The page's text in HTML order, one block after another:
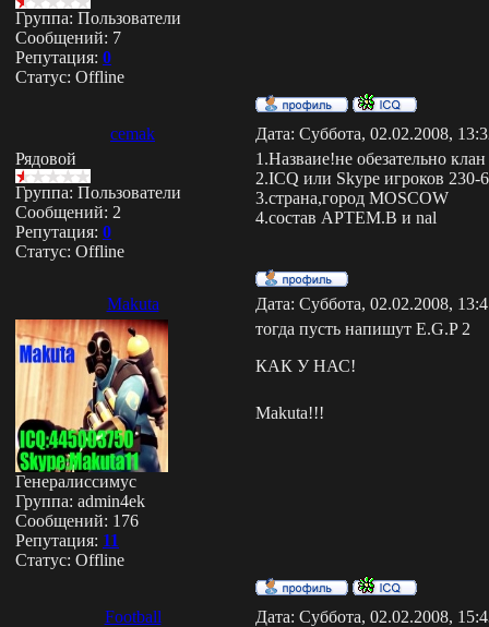
Группа: Пользователи
Сообщений: 7
Репутация: 0
Статус: Offline
cemak
Дата: Суббота, 02.02.2008,
Рядовой
Группа: Пользователи
Сообщений: 2
Репутация: 0
Статус: Offline
1.Назваие!не обезательно
2.ICQ или Skype игроков 230-
3.страна,город MOSCOW
4.состав APTEM.B и nal
Makuta Дата: Суббота, 02.02.2008,
Генералиссимус
Группа: admin4ek
Сообщений: 176
Репутация: 11
Статус: Offline
тогда пусть напишут E.G.P 2
КАК У НАС!
Makuta!!!
Football
Дата: Суббота, 02.02.2008,